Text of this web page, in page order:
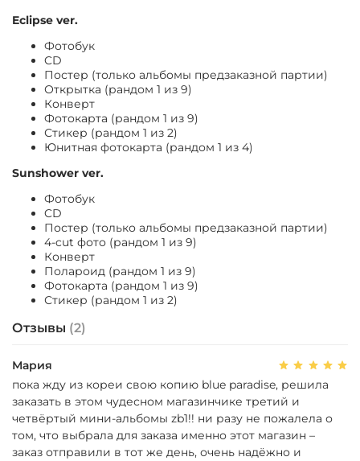
Eclipse ver.
Фотобук
CD
Постер (только альбомы предзаказной партии)
Открытка (рандом 1 из 9)
Конверт
Фотокарта (рандом 1 из 9)
Стикер (рандом 1 из 2)
Юнитная фотокарта (рандом 1 из 4)
Sunshower ver.
Фотобук
CD
Постер (только альбомы предзаказной партии)
4-cut фото (рандом 1 из 9)
Конверт
Полароид (рандом 1 из 9)
Фотокарта (рандом 1 из 9)
Стикер (рандом 1 из 2)
Отзывы (2)
Мария
пока жду из кореи свою копию blue paradise, решила
заказать в этом чудесном магазинчике третий и
четвёртый мини-альбомы zb1!! ни разу не пожалела о
том, что выбрала для заказа именно этот магазин –
заказ отправили в тот же день, очень надёжно и